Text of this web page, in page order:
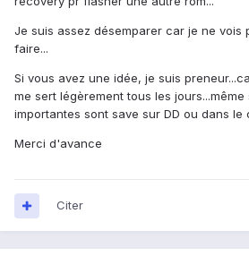
Je suis assez désemparer car je ne vois
faire...
Si vous avez une idée, je suis
me sert légèrement tous les
importantes sont save sur DD ou dans le
Merci d'avance
Citer